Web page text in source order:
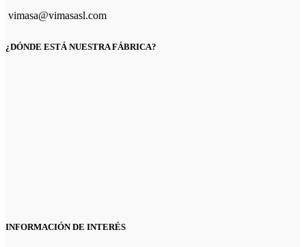
vimasa@vimasasl.com
¿DÓNDE ESTÁ NUESTRA FÁBRICA?
INFORMACIÓN DE INTERÉS